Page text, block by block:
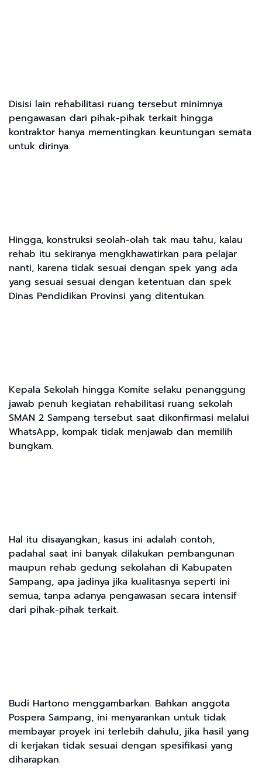
Disisi lain rehabilitasi ruang tersebut minimnya
pengawasan dari pihak-pihak terkait hingga
kontraktor hanya mementingkan keuntungan semata
untuk dirinya.
Hingga, konstruksi seolah-olah tak mau tahu, kalau
rehab itu sekiranya mengkhawatirkan para pelajar
nanti, karena tidak sesuai dengan spek yang ada
yang sesuai sesuai dengan ketentuan dan spek
Dinas Pendidikan Provinsi yang ditentukan.
Kepala Sekolah hingga Komite selaku penanggung
jawab penuh kegiatan rehabilitasi ruang sekolah
SMAN 2 Sampang tersebut saat dikonfirmasi melalui
WhatsApp, kompak tidak menjawab dan memilih
bungkam.
Hal itu disayangkan, kasus ini adalah contoh,
padahal saat ini banyak dilakukan pembangunan
maupun rehab gedung sekolahan di Kabupaten
Sampang, apa jadinya jika kualitasnya seperti ini
semua, tanpa adanya pengawasan secara intensif
dari pihak-pihak terkait.
Budi Hartono menggambarkan. Bahkan anggota
Pospera Sampang, ini menyarankan untuk tidak
membayar proyek ini terlebih dahulu, jika hasil yang
di kerjakan tidak sesuai dengan spesifikasi yang
diharapkan.